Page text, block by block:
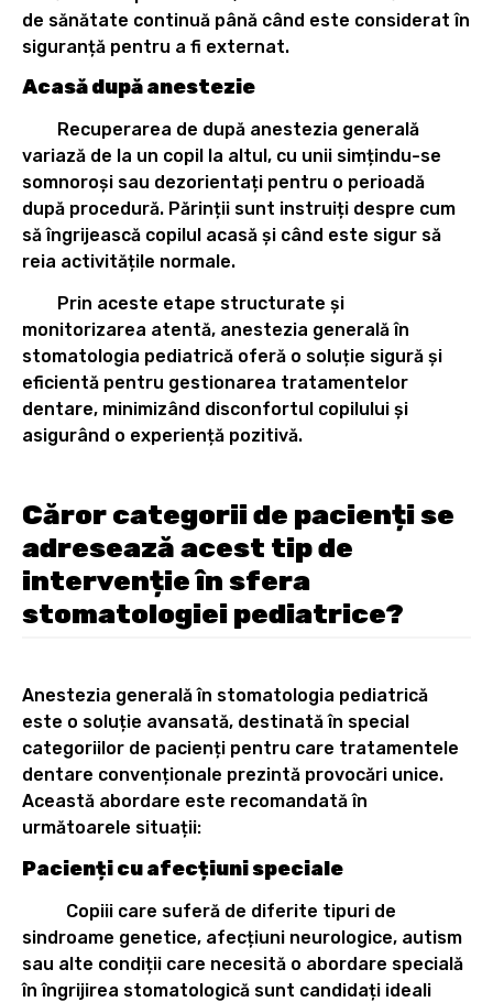
de sănătate continuă până când este considerat în
siguranță pentru a fi externat.
Acasă după anestezie
Recuperarea de după anestezia generală
variază de la un copil la altul, cu unii simțindu-se
somnoroși sau dezorientați pentru o perioadă
după procedură. Părinții sunt instruiți despre cum
să îngrijească copilul acasă și când este sigur să
reia activitățile normale.
Prin aceste etape structurate și
monitorizarea atentă, anestezia generală în
stomatologia pediatrică oferă o soluție sigură și
eficientă pentru gestionarea tratamentelor
dentare, minimizând disconfortul copilului și
asigurând o experiență pozitivă.
Căror categorii de pacienți se
adresează acest tip de
intervenție în sfera
stomatologiei pediatrice?
Anestezia generală în stomatologia pediatrică
este o soluție avansată, destinată în special
categoriilor de pacienți pentru care tratamentele
dentare convenționale prezintă provocări unice.
Această abordare este recomandată în
următoarele situații:
Pacienți cu afecțiuni speciale
Copiii care suferă de diferite tipuri de
sindroame genetice, afecțiuni neurologice, autism
sau alte condiții care necesită o abordare specială
în îngrijirea stomatologică sunt candidați ideali